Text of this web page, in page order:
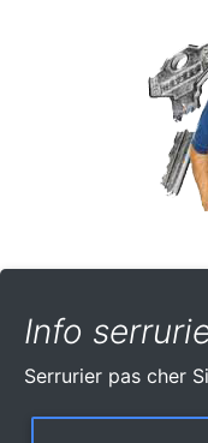
Info
Serrurier pas cher